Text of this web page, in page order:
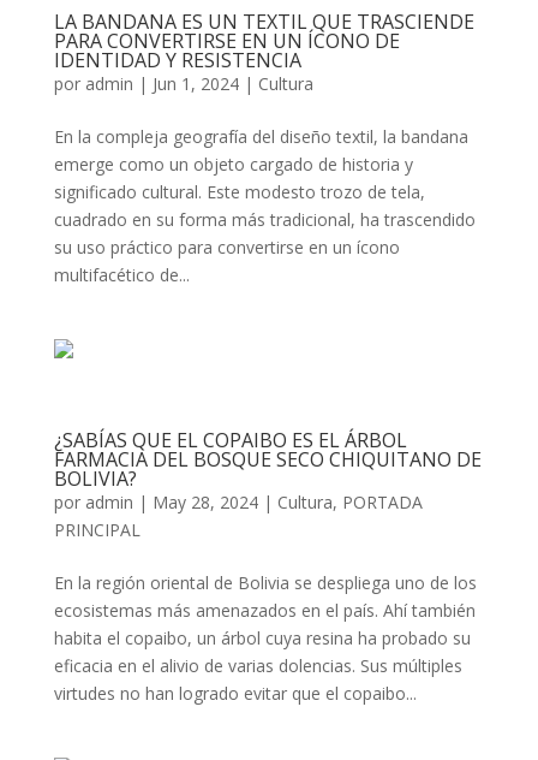
LA BANDANA ES UN TEXTIL QUE TRASCIENDE
PARA CONVERTIRSE EN UN ÍCONO DE
IDENTIDAD Y RESISTENCIA
por admin | Jun 1, 2024| Cultura
En la compleja geografía del diseño textil, la bandana
emerge como un objeto cargado de historia y
significado cultural. Este modesto trozo de tela,
cuadrado en su forma más tradicional, ha trascendido
su uso práctico para convertirse en un ícono
multifacético de...
¿SABÍAS QUE EL COPAIBO ES EL ÁRBOL
FARMACIA DEL BOSQUE SECO CHIQUITANO DE
BOLIVIA?
por admin | May 28, 2024| Cultura, PORTADA
PRINCIPAL
En la región oriental de Bolivia se despliega uno de los
ecosistemas más amenazados en el país. Ahí también
habita el copaibo, un árbol cuya resina ha probado su
eficacia en el alivio de varias dolencias. Sus múltiples
virtudes no han logrado evitar que el copaibo...